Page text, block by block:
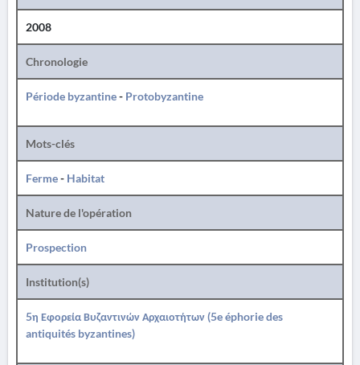
2008
Chronologie
Période byzantine- Protobyzantine
Mots-clés
Ferme- Habitat
Nature de l'opération
Prospection
Institution(s)
5η Εφορεία Βυζαντινών Αρχαιοτήτων (5e éphorie des
antiquités byzantines)